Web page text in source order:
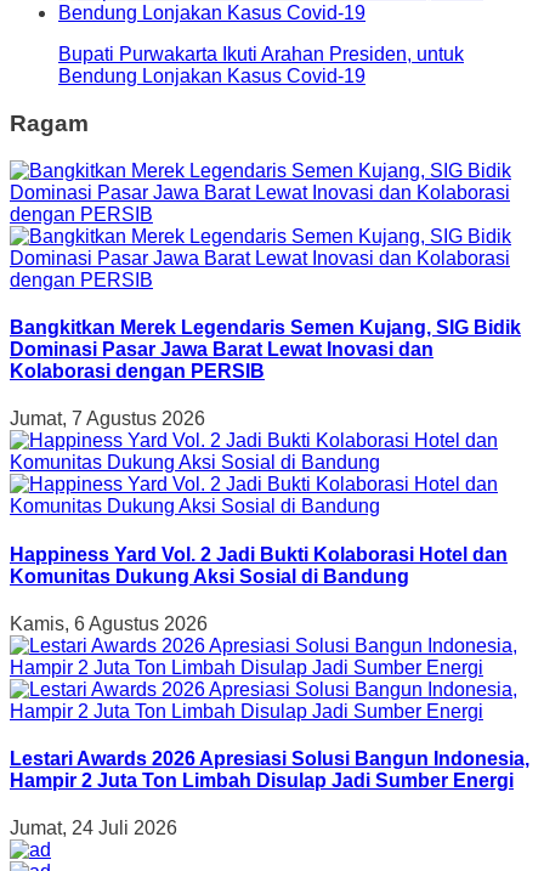
Bupati Purwakarta Ikuti Arahan Presiden, untuk
Bendung Lonjakan Kasus Covid-19
Ragam
Bangkitkan Merek Legendaris Semen Kujang, SIG Bidik
Dominasi Pasar Jawa Barat Lewat Inovasi dan
Kolaborasi dengan PERSIB
Jumat, 7 Agustus 2026
Happiness Yard Vol. 2 Jadi Bukti Kolaborasi Hotel dan
Komunitas Dukung Aksi Sosial di Bandung
Kamis, 6 Agustus 2026
Lestari Awards 2026 Apresiasi Solusi Bangun Indonesia,
Hampir 2 Juta Ton Limbah Disulap Jadi Sumber Energi
Jumat, 24 Juli 2026